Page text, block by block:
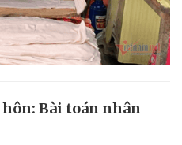
Bài toán nhân